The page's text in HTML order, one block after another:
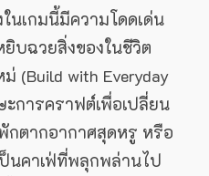
นเกมนี้มีความโดดเด่น
บฉวยสิ่งของในชีวิต
(Build with Everyday
ะการคราฟต์เพื่อเปลี่ยน
กตากอากาศสุดหรู หรือ
นคาเฟ่ที่พลุกพล่านไป